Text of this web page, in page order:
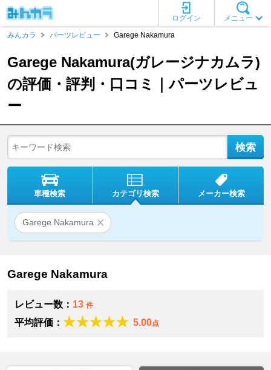
メニュー
ログイン
みんカラ
パーツレビュー Garege Nakamura
Garege Nakamura(ガレージナカムラ)
の評価・評判・口コミ｜パーツレビュ
ー
車種検索 カテゴリ検索 メーカー検索
Garege Nakamura
Garege Nakamura
レビュー数： 13 件
平均評価： 5.00点